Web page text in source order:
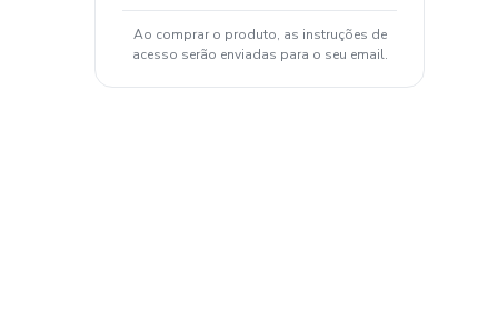
Ao comprar o produto, as instruções de
acesso serão enviadas para o seu email.